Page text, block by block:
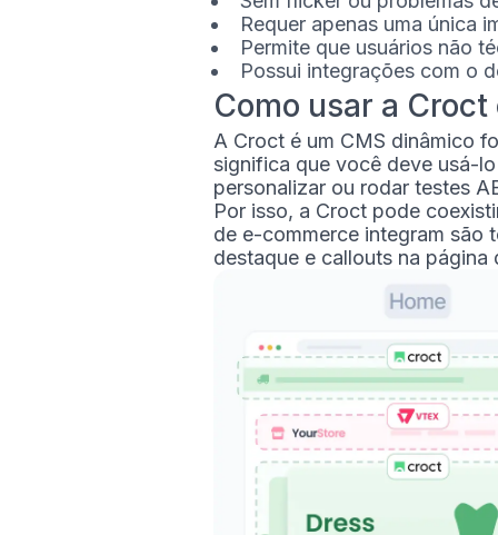
Requer apenas uma única
Permite que usuários não
Possui integrações com o
Como usar a
A Croct é um CMS dinâmico
significa que você deve usá-
personalizar ou rodar testes
Por isso, a Croct pode
de e-commerce integram são
destaque e callouts na